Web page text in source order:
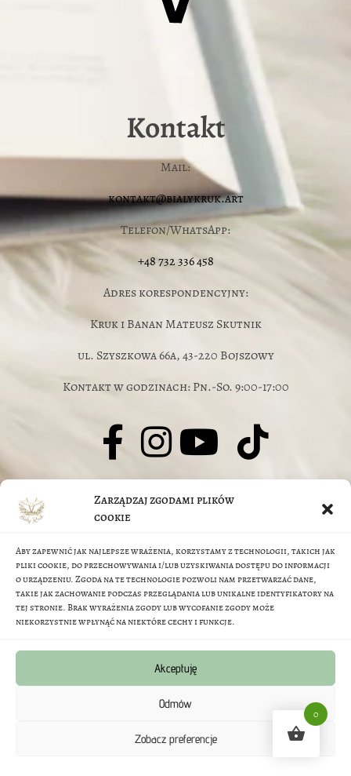
Zarządzaj zgodami plików
cookie
Aby zapewnić jak najlepsze wrażenia, korzystamy z technologii, takich jak
pliki cookie, do przechowywania i/lub uzyskiwania dostępu do informacji
o urządzeniu. Zgoda na te technologie pozwoli nam przetwarzać dane,
takie jak zachowanie podczas przeglądania lub unikalne identyfikatory na
tej stronie. Brak wyrażenia zgody lub wycofanie zgody może
niekorzystnie wpłynąć na niektóre cechy i funkcje.
Akceptuję
Odmów
Zobacz preferencje
Kontakt
Mail:
kontakt@bialykruk.art
Telefon/WhatsApp:
+48 732 336 458
Adres korespondencyjny:
Kruk i Banan Mateusz Skutnik
ul. Szyszkowa 66a, 43-220 Bojszowy
Kontakt w godzinach: Pn.-So. 9:00-17:00
© J.Jarczyk-Skutnik, M.Skutnik 2026
FAQ
Regulamin sklepu
Metody Płatności
Polityka zwrotów i reklamacji
0